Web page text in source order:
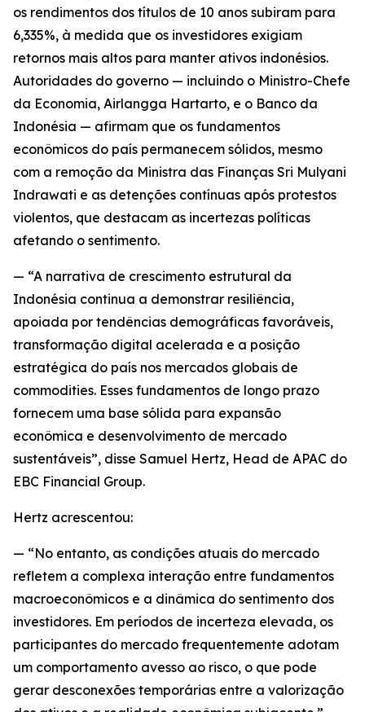
os rendimentos dos títulos de 10 anos subiram para
6,335%, à medida que os investidores exigiam
retornos mais altos para manter ativos indonésios.
Autoridades do governo — incluindo o Ministro-Chefe
da Economia, Airlangga Hartarto, e o Banco da
Indonésia — afirmam que os fundamentos
econômicos do país permanecem sólidos, mesmo
com a remoção da Ministra das Finanças Sri Mulyani
Indrawati e as detenções contínuas após protestos
violentos, que destacam as incertezas políticas
afetando o sentimento.
— “A narrativa de crescimento estrutural da
Indonésia continua a demonstrar resiliência,
apoiada por tendências demográficas favoráveis,
transformação digital acelerada e a posição
estratégica do país nos mercados globais de
commodities. Esses fundamentos de longo prazo
fornecem uma base sólida para expansão
econômica e desenvolvimento de mercado
sustentáveis”, disse Samuel Hertz, Head de APAC do
EBC Financial Group.
Hertz acrescentou:
— “No entanto, as condições atuais do mercado
refletem a complexa interação entre fundamentos
macroeconômicos e a dinâmica do sentimento dos
investidores. Em períodos de incerteza elevada, os
participantes do mercado frequentemente adotam
um comportamento avesso ao risco, o que pode
gerar desconexões temporárias entre a valorização